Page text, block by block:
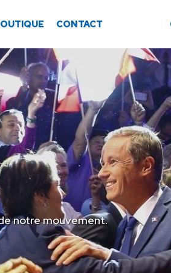
CONTACT
notre mouvement.